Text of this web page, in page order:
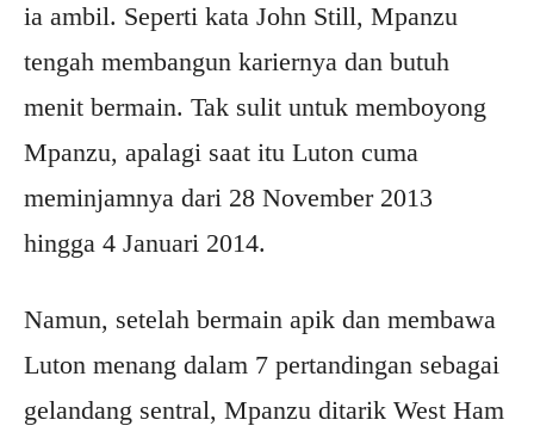
ia ambil. Seperti kata John Still, Mpanzu
tengah membangun kariernya dan butuh
menit bermain. Tak sulit untuk memboyong
Mpanzu, apalagi saat itu Luton cuma
meminjamnya dari 28 November 2013
hingga 4 Januari 2014.
Namun, setelah bermain apik dan membawa
Luton menang dalam 7 pertandingan sebagai
gelandang sentral, Mpanzu ditarik West Ham